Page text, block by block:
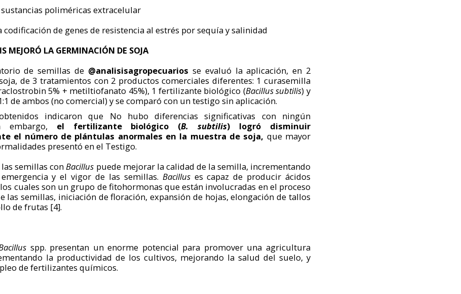
poliméricas extracelular
codificación de genes de resistencia al estrés por sequía y salinidad
MEJORÓ LA GERMINACIÓN DE SOJA
de semillas de @analisisagropecuarios se evaluó la aplicación, en 2
de 3 tratamientos con 2 productos comerciales diferentes: 1 curasemilla
5% + metiltiofanato 45%), 1 fertilizante biológico (Bacillus subtilis) y
de ambos (no comercial) y se comparó con un testigo sin aplicación.
indicaron que No hubo diferencias significativas con ningún
embargo, el fertilizante biológico (B. subtilis) logró disminuir
el número de plántulas anormales en la muestra de soja, que mayor
presentó en el Testigo.
semillas conBacillus puede mejorar la calidad de la semilla, incrementando
y el vigor de las semillas. Bacilluses capaz de producir ácidos
cuales son un grupo de fitohormonas que están involucradas en el proceso
las semillas, iniciación de floración, expansión de hojas, elongación de tallos
de frutas [4].
spp. presentan un enorme potencial para promover una agricultura
la productividad de los cultivos, mejorando la salud del suelo, y
de fertilizantes químicos.